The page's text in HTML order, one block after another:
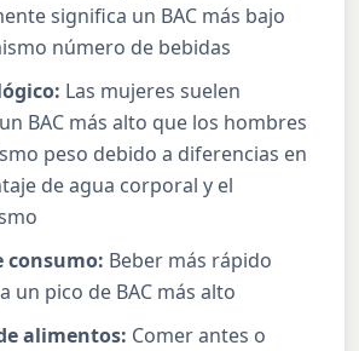
significa un BAC más bajo
número de bebidas
Las mujeres suelen
BAC más alto que los hombres
peso debido a diferencias en
de agua corporal y el
consumo: Beber más rápido
un pico de BAC más alto
alimentos: Comer antes o